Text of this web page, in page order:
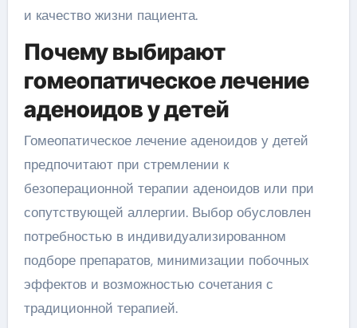
и качество жизни пациента.
Почему выбирают
гомеопатическое лечение
аденоидов у детей
Гомеопатическое лечение аденоидов у детей
предпочитают при стремлении к
безоперационной терапии аденоидов или при
сопутствующей аллергии. Выбор обусловлен
потребностью в индивидуализированном
подборе препаратов, минимизации побочных
эффектов и возможностью сочетания с
традиционной терапией.